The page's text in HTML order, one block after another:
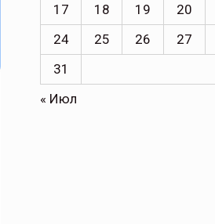
17
18 19 20
24
25 26 27
31
« Июл